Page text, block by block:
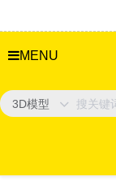
MENU
3D模型